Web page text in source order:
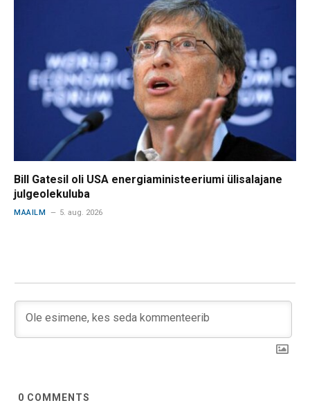
Bill Gatesil oli USA energiaministeeriumi ülisalajane
julgeolekuluba
MAAILM 5. aug. 2026
0 COMMENTS